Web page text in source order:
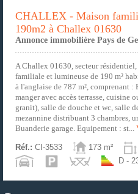
CHALLEX - Maison
190m2 à Challex 01630
Annonce immobilière Pays de
A Challex 01630, secteur
familiale et lumineuse de 190 m²
à l'anglaise de 787 m², comprenant :
manger avec accès terrasse, cuisine
granit), salle de douche et wc, salle
mezannine distribuant 3 chambres,
Buanderie garage. Equipement : st...
Réf.: CI-3533 173 m²
D -